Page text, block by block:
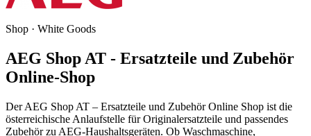
Shop · White Goods
AEG Shop AT - Ersatzteile und Zubehör
Online-Shop
Der AEG Shop AT – Ersatzteile und Zubehör Online Shop ist die
österreichische Anlaufstelle für Originalersatzteile und passendes
Zubehör zu AEG-Haushaltsgeräten. Ob Waschmaschine,